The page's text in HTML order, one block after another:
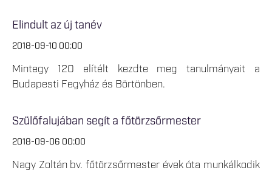
Elindult az új tanév
2018-09-10 00:00
Mintegy 120 elítélt kezdte meg tanulmányait a
Budapesti Fegyház és Börtönben.
Szülőfalujában segít a főtörzsőrmester
2018-09-06 00:00
Nagy Zoltán bv. főtörzsőrmester évek óta munkálkodik